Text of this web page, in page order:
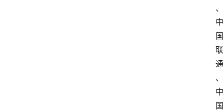
、
中
国
联
通
、
中
国